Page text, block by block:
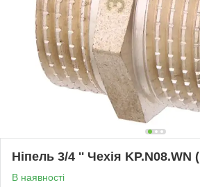
Ніпель 3/4 '' Чехія KP.N08.WN
В наявності